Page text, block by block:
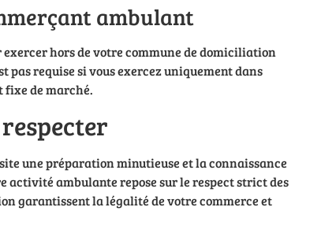
ambulant
hors de votre commune de domiciliation
pas requise si vous exercez uniquement dans
fixe de marché.
une préparation minutieuse et la connaissance
activité ambulante repose sur le respect strict des
garantissent la légalité de votre commerce et